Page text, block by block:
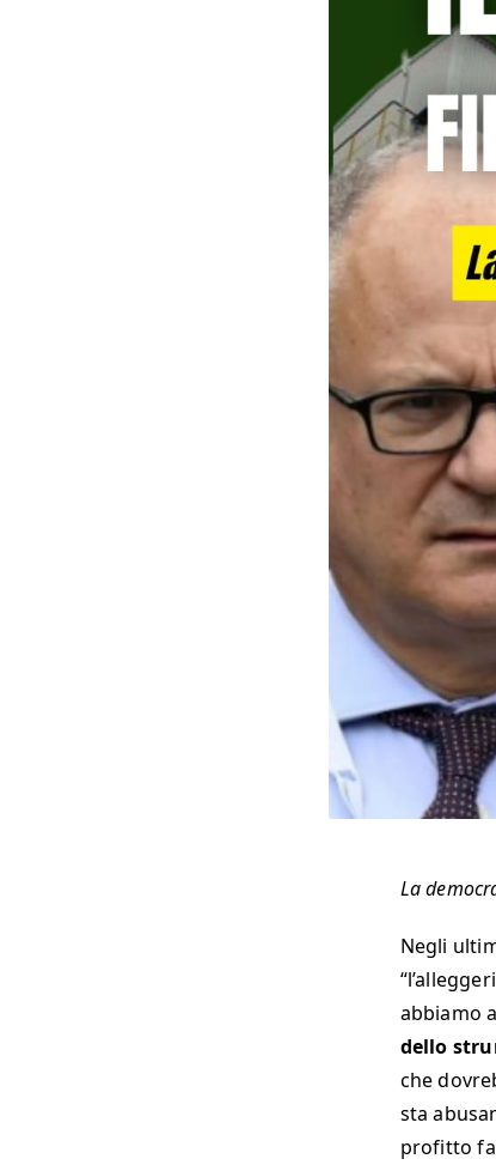
La
Negli
abbiamo
dello
che
sta
profitto